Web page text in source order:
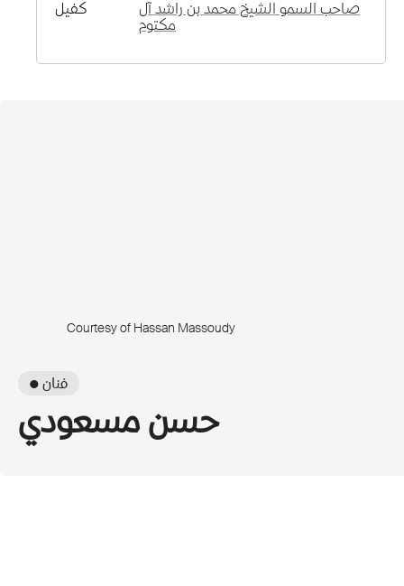
كفيل
صاحب السمو الشيخ محمد بن راشد آل
مكتوم
Courtesy of Hassan Massoudy
● فنان
حسن مسعودي